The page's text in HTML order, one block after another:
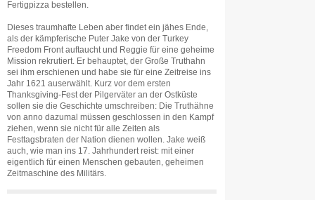
Fertigpizza bestellen.
Dieses traumhafte Leben aber findet ein jähes Ende,
als der kämpferische Puter Jake von der Turkey
Freedom Front auftaucht und Reggie für eine geheime
Mission rekrutiert. Er behauptet, der Große Truthahn
sei ihm erschienen und habe sie für eine Zeitreise ins
Jahr 1621 auserwählt. Kurz vor dem ersten
Thanksgiving-Fest der Pilgerväter an der Ostküste
sollen sie die Geschichte umschreiben: Die Truthähne
von anno dazumal müssen geschlossen in den Kampf
ziehen, wenn sie nicht für alle Zeiten als
Festtagsbraten der Nation dienen wollen. Jake weiß
auch, wie man ins 17. Jahrhundert reist: mit einer
eigentlich für einen Menschen gebauten, geheimen
Zeitmaschine des Militärs.